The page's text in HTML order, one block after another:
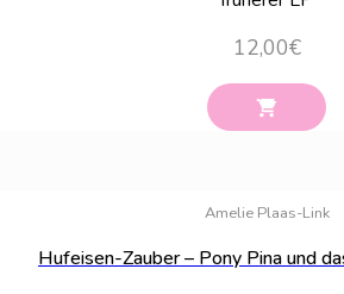
12,00€
Amelie Plaas-Link
Hufeisen-Zauber – Pony Pina und